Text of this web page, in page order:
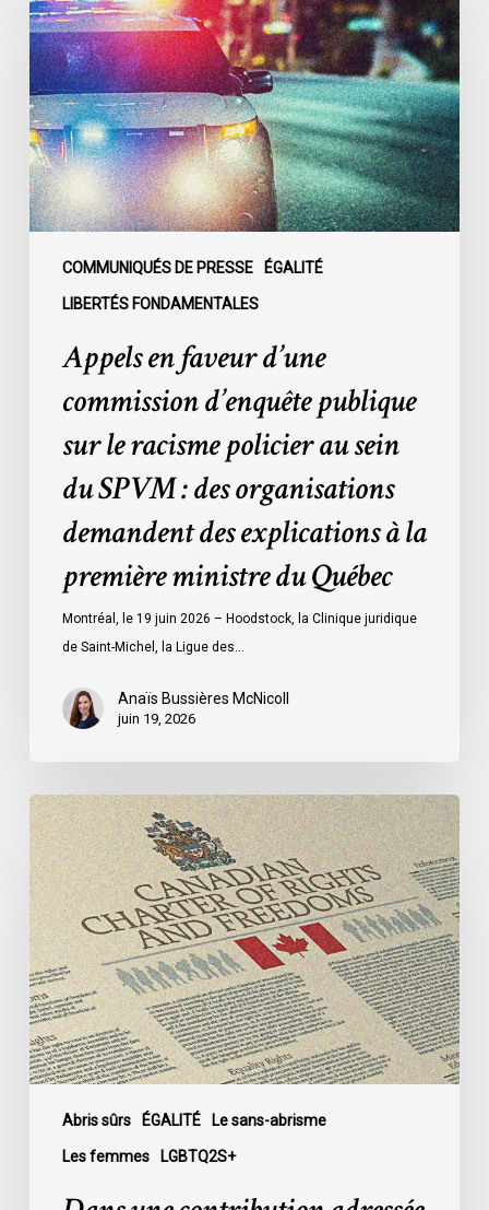
COMMUNIQUÉS DE PRESSE ÉGALITÉ
LIBERTÉS FONDAMENTALES
faveur
d’une
commission
d’enquête
publique
sur
le
racisme
SPVM
organisations
explications
première
ministre
Québec
Appels en faveur d’une
commission d’enquête publique
sur le racisme policier au sein
du SPVM : des organisations
demandent des explications à la
première ministre du Québec
Montréal, le 19 juin 2026 – Hoodstock, la Clinique juridique
de Saint-Michel, la Ligue des…
Anaïs Bussières McNicoll
juin 19, 2026
Abris sûrs ÉGALITÉ Le sans-abrisme
Les femmes LGBTQ2S+
Dans
une
contribution
adressée
au
Parlement,
l’ACLC
plaide
en
faveur
accès
d’hébergement